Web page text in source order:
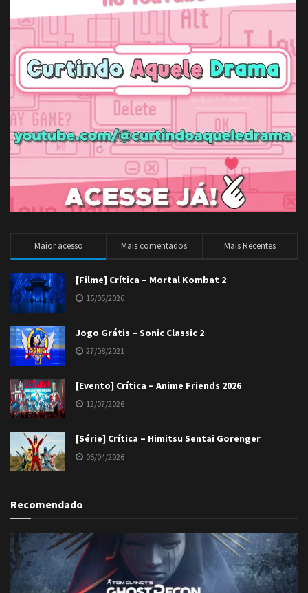
Maior acesso Mais comentados Mais Recentes
[Filme] Crítica – Mortal Kombat 2
15/05/2026
Jogo Grátis – Sonic Classic 2
27/08/2021
[Evento] Crítica – Anime Friends 2026
12/07/2026
[Série] Crítica – Himitsu Sentai Gorenger
05/04/2026
Recomendado